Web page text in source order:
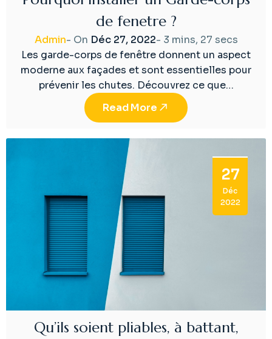
de fenetre ?
Admin- On Déc 27, 2022- 3 mins, 27 secs
Les garde-corps de fenêtre donnent un aspect
moderne aux façades et sont essentielles pour
prévenir les chutes. Découvrez ce que…
Read More
27
Déc
2022
Qu’ils soient pliables, à battant,